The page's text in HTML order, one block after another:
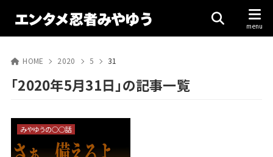
HOME 2020 5 31
「2020年5月31日」の記事一覧
みやゆうの○○話